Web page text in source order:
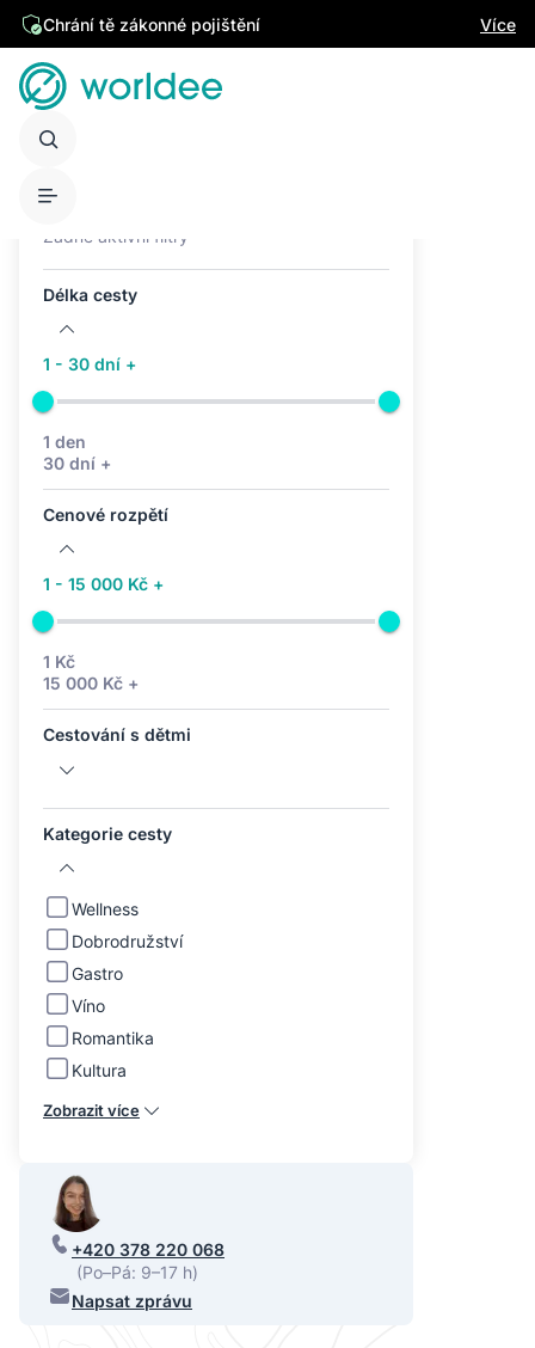
Chrání tě zákonné pojištění Více
Žádné aktivní filtry
Délka cesty
1 - 30 dní +
1 den
30 dní +
Cenové rozpětí
1 - 15 000 Kč +
1 Kč
15 000 Kč +
Cestování s dětmi
Kategorie cesty
Wellness
Dobrodružství
Gastro
Víno
Romantika
Kultura
Zobrazit více
+420 378 220 068
(Po–Pá: 9–17 h)
Napsat zprávu